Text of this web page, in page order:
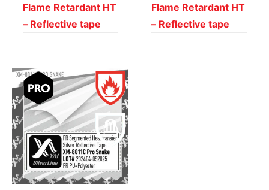
Flame Retardant HT
– Reflective tape
Flame Retardant HT
– Reflective tape